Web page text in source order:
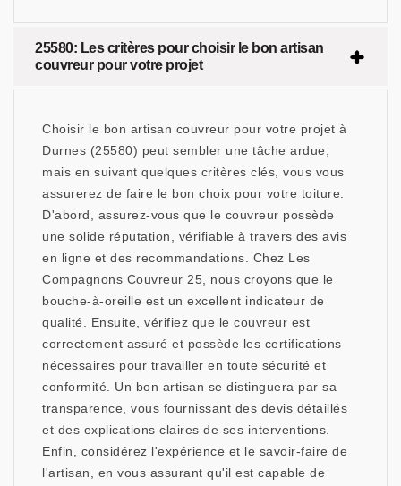
25580: Les critères pour choisir le bon artisan
couvreur pour votre projet
Choisir le bon artisan couvreur pour votre projet à
Durnes (25580) peut sembler une tâche ardue,
mais en suivant quelques critères clés, vous vous
assurerez de faire le bon choix pour votre toiture.
D'abord, assurez-vous que le couvreur possède
une solide réputation, vérifiable à travers des avis
en ligne et des recommandations. Chez Les
Compagnons Couvreur 25, nous croyons que le
bouche-à-oreille est un excellent indicateur de
qualité. Ensuite, vérifiez que le couvreur est
correctement assuré et possède les certifications
nécessaires pour travailler en toute sécurité et
conformité. Un bon artisan se distinguera par sa
transparence, vous fournissant des devis détaillés
et des explications claires de ses interventions.
Enfin, considérez l'expérience et le savoir-faire de
l'artisan, en vous assurant qu'il est capable de